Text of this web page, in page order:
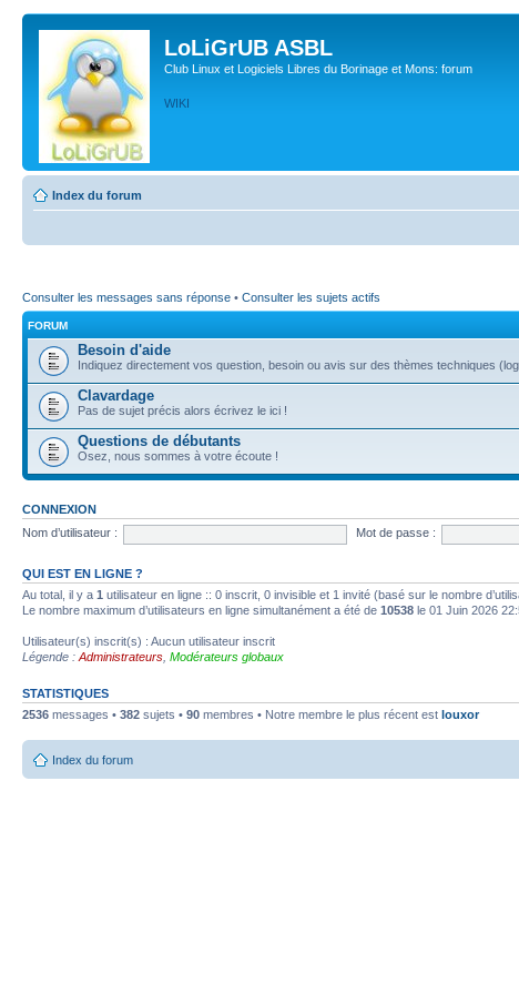
LoLiGrUB ASBL
Club Linux et Logiciels Libres du Borinage et Mons: forum
WIKI
Index du forum
Consulter les messages sans réponse • Consulter les sujets actifs
FORUM
Besoin d'aide
Indiquez directement vos question, besoin ou avis sur des thèmes techniques
Clavardage
Pas de sujet précis alors écrivez le ici !
Questions de débutants
Osez, nous sommes à votre écoute !
CONNEXION
Nom d’utilisateur :
Mot de passe :
QUI EST EN LIGNE ?
Au total, il y a 1 utilisateur en ligne :: 0 inscrit, 0 invisible et 1 invité (basé sur le nombre
Le nombre maximum d’utilisateurs en ligne simultanément a été de 10538 le 01 Juin 2026
Utilisateur(s) inscrit(s) : Aucun utilisateur inscrit
Légende : Administrateurs Modérateurs globaux
STATISTIQUES
2536 messages • 382 sujets • 90 membres • Notre membre le plus récent est louxor
Index du forum